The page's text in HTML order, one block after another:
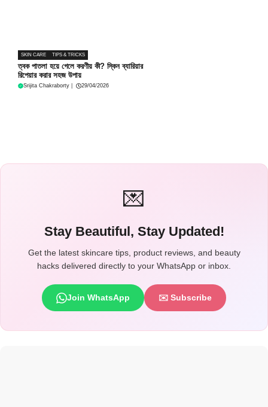
SKIN CARE TIPS & TRICKS
ত্বক পাতলা হয়ে গেলে করণীয় কী? স্কিন ব্যারিয়ার
রিপেয়ার করার সহজ উপায়
Srijita Chakraborty 29/04/2026
💌
Stay Beautiful, Stay Updated!
Get the latest skincare tips, product reviews, and beauty
hacks delivered directly to your WhatsApp or inbox.
Join WhatsApp ✉️ Subscribe